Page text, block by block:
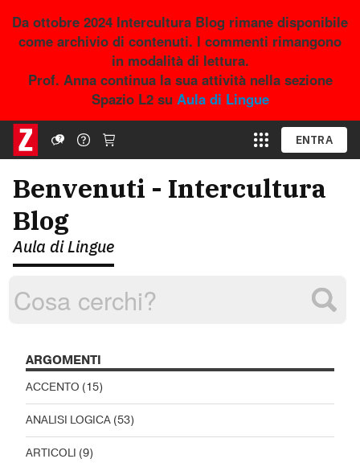
Da ottobre 2024 Intercultura Blog rimane disponibile
come archivio di contenuti. I commenti rimangono
in modalità di lettura.
Prof. Anna continua la sua attività nella sezione
Spazio L2 su Aula di Lingue
ENTRA
Benvenuti - Intercultura
Blog
Aula di Lingue
ARGOMENTI
ACCENTO (15)
ANALISI LOGICA (53)
ARTICOLI (9)